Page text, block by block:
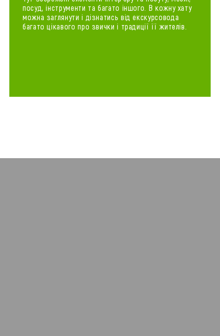
посуд, інструменти та багато іншого. В кожну хату
можна заглянути і дізнатись від екскурсовода
багато цікавого про звички і традиції її жителів.